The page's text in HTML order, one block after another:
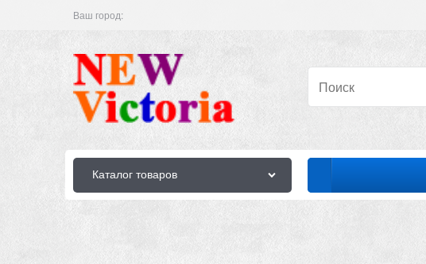
Ваш город:
Каталог товаров